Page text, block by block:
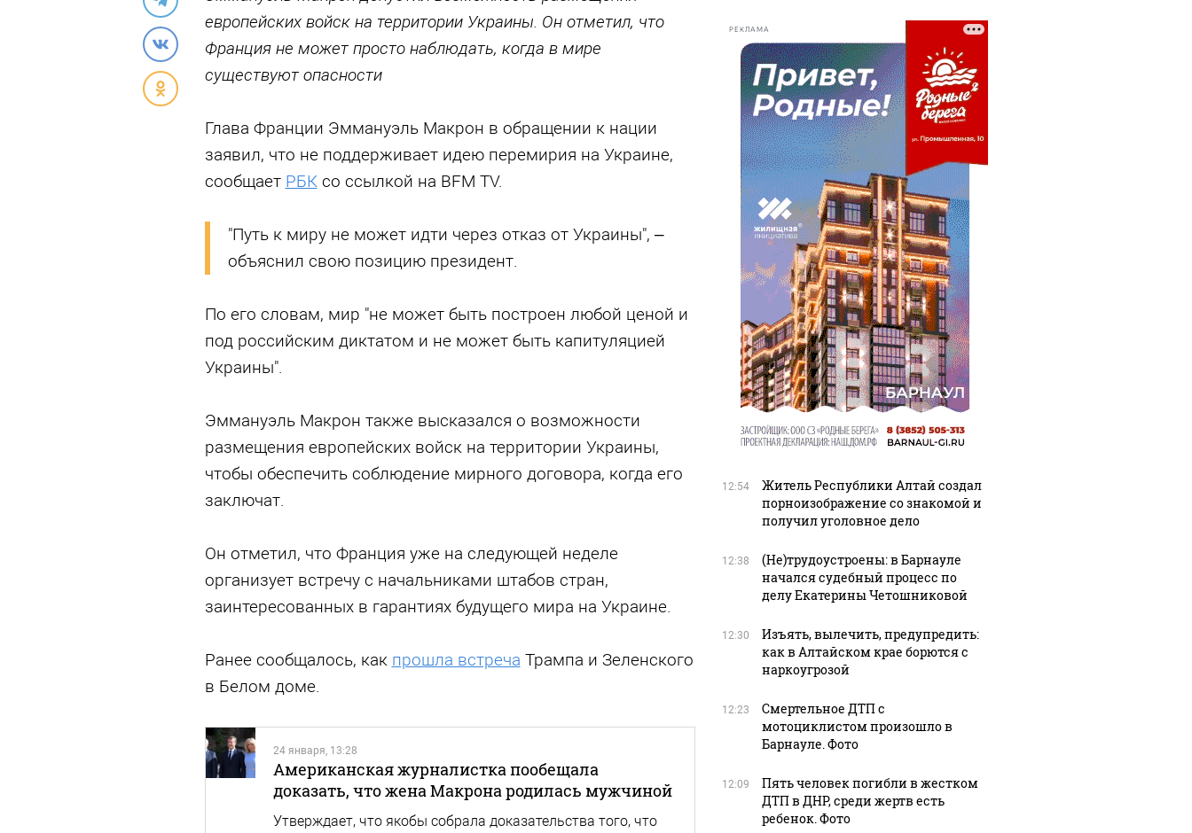
европейских войск на территории Украины. Он отметил, что
Франция не может просто наблюдать, когда в мире
существуют опасности
Глава Франции Эммануэль Макрон в обращении к нации
заявил, что не поддерживает идею перемирия на Украине,
сообщает РБКсо ссылкой на BFM TV.
"Путь к миру не может идти через отказ от Украины", –
объяснил свою позицию президент.
По его словам, мир "не может быть построен любой ценой и
под российским диктатом и не может быть капитуляцией
Украины".
Эммануэль Макрон также высказался о возможности
размещения европейских войск на территории Украины,
чтобы обеспечить соблюдение мирного договора, когда его
заключат.
Он отметил, что Франция уже на следующей неделе
организует встречу с начальниками штабов стран,
заинтересованных в гарантиях будущего мира на Украине.
Ранее сообщалось, как прошла встреча Трампа и Зеленского
в Белом доме.
24 января, 13:28
Американская журналистка пообещала
доказать, что жена Макрона родилась мужчиной
Утверждает, что якобы собрала доказательства того, что
РЕКЛАМА
12:54
Житель Республики Алтай создал
порноизображение со знакомой и
получил уголовное дело
12:38
(Не)трудоустроены: в Барнауле
начался судебный процесс по
делу Екатерины Четошниковой
12:30
Изъять, вылечить, предупредить:
как в Алтайском крае борются с
наркоугрозой
12:23
Смертельное ДТП с
мотоциклистом произошло в
Барнауле. Фото
12:09
Пять человек погибли в жестком
ДТП в ДНР, среди жертв есть
ребенок. Фото